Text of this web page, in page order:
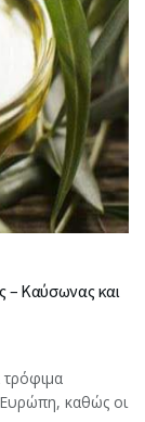
– Καύσωνας και
καθώς οι